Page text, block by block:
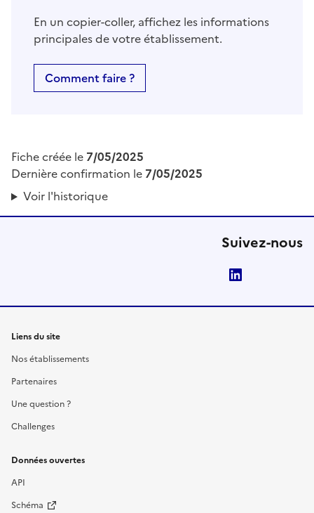
En un copier-coller, affichez les informations
principales de votre établissement.
Comment faire ?
Fiche créée le 7/05/2025
Dernière confirmation le 7/05/2025
Voir l'historique
Suivez-nous
Liens du site
Nos établissements
Partenaires
Une question ?
Challenges
Données ouvertes
API
Schéma